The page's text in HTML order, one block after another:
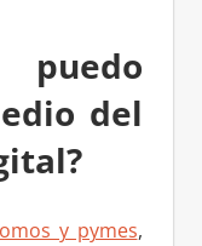
puedo
del
y pymes,